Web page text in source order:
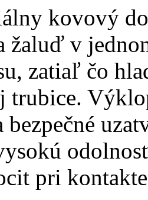
kovový
žaluď v
zatiaľ čo
trubice.
bezpečné
pri